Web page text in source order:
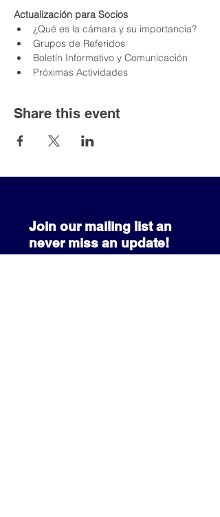
Actualización para Socios
¿Qué es la cámara y su importancia?
Grupos de Referidos
Boletín Informativo y Comunicación
Próximas Actividades
Share this event
Join our mailing list an
never miss an update!